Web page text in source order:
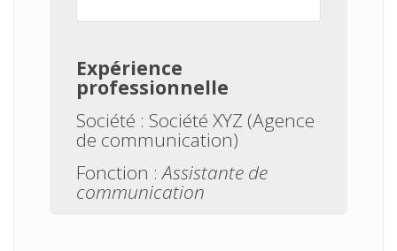
Expérience
professionnelle
Société : Société XYZ (Agence
de communication)
Fonction :Assistante de
communication